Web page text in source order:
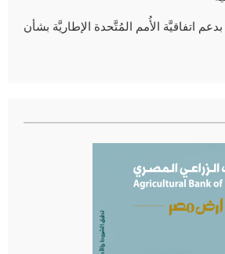
اتفاقيَّة الأُمم المُتَّحدة الإطاريَّة بشأن